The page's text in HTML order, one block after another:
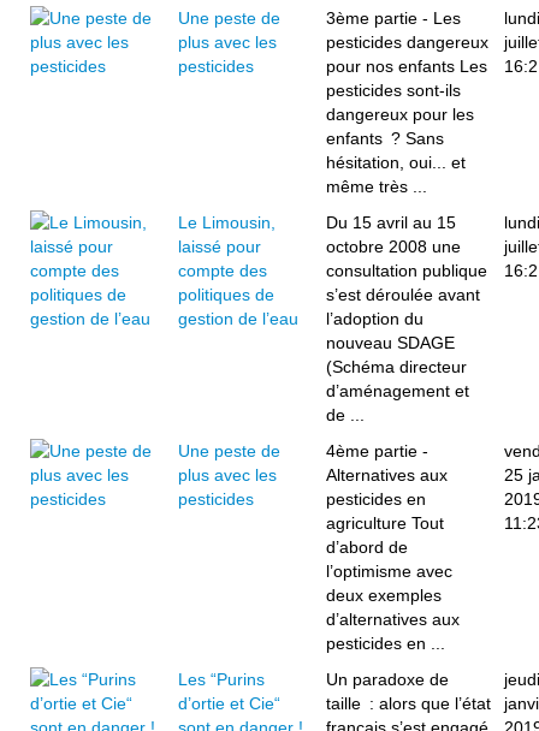
Une peste de
plus avec les
pesticides
3ème partie - Les
pesticides dangereux
pour nos enfants Les
pesticides sont-ils
dangereux pour les
enfants ? Sans
hésitation, oui... et
même très ...
Le Limousin,
laissé pour
compte des
politiques de
gestion de l’eau
Du 15 avril au 15
octobre 2008 une
consultation publique
s’est déroulée avant
l’adoption du
nouveau SDAGE
(Schéma directeur
d’aménagement et
de ...
Une peste de
plus avec les
pesticides
4ème partie -
Alternatives aux
pesticides en
agriculture Tout
d’abord de
l’optimisme avec
deux exemples
d’alternatives aux
pesticides en ...
25
Les “Purins
d’ortie et Cie“
Un paradoxe de
taille : alors que l’état